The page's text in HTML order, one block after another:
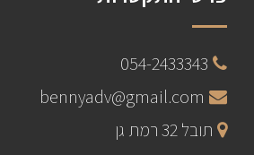
054-2433343
bennyadv@gmail.com
תובל 32 רמת גן